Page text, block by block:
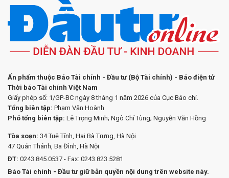
Ấn phẩm thuộc Báo Tài chính - Đầu tư (Bộ Tài chính) - Báo điện tử
Thời báo Tài chính Việt Nam
Giấy phép số: 1/GP-BC ngày 8 tháng 1 năm 2026 của Cục Báo chí.
Tổng biên tập: Phạm Văn Hoành
Phó tổng biên tập: Lê Trọng Minh; Ngô Chí Tùng; Nguyễn Văn Hồng
Tòa soạn: 34 Tuệ Tĩnh, Hai Bà Trưng, Hà Nội
47 Quán Thánh, Ba Đình, Hà Nội
ĐT: 0243.845.0537 - Fax: 0243.823.5281
Báo Tài chính - Đầu tư giữ bản quyền nội dung trên website này.